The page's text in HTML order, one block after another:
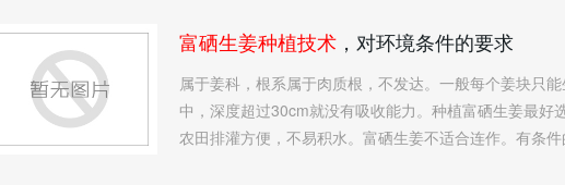
富硒生姜种植技术 ，对环境条件的要求
属于姜科，根系属于肉质根，不发达。一般每个姜块只
中，深度超过30cm就没有吸收能力。种植富硒生姜最
农田排灌方便，不易积水。富硒生姜不适合连作。有条